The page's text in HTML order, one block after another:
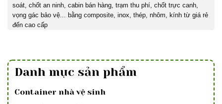
soát, chốt an ninh, cabin bán hàng, trạm thu phí, chốt trực canh,
vọng gác bảo vệ... bằng composite, inox, thép, nhôm, kính từ giá rẻ
đến cao cấp
Danh mục sản phẩm
Container nhà vệ sinh